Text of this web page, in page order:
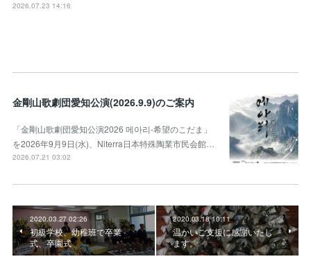
2026.07.23 14:16
金剛山歌劇団愛知公演(2026.9.9)のご案内
「金剛山歌劇団愛知公演2026 메아리-希望のこだま」
を2026年9月9日(水)、Niterra日本特殊陶業市民会館…
2026.07.21 03:02
2020.03.27 02:26
初級学校、幼稚班で卒業
式、卒園式
2020.03.18 10:11
温かいご支援に感謝いたし
ます。